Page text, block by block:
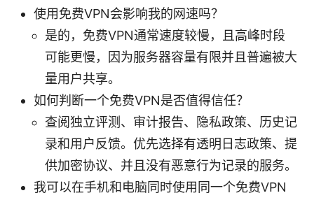
使用免费VPN会影响我的网速吗？
是的，免费VPN通常速度较慢，且高峰时段
可能更慢，因为服务器容量有限并且普遍被大
量用户共享。
如何判断一个免费VPN是否值得信任？
查阅独立评测、审计报告、隐私政策、历史记
录和用户反馈。优先选择有透明日志政策、提
供加密协议、并且没有恶意行为记录的服务。
我可以在手机和电脑同时使用同一个免费VPN